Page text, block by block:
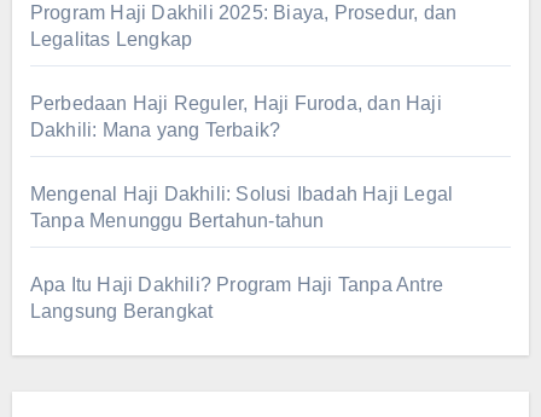
Program Haji Dakhili 2025: Biaya, Prosedur, dan
Legalitas Lengkap
Perbedaan Haji Reguler, Haji Furoda, dan Haji
Dakhili: Mana yang Terbaik?
Mengenal Haji Dakhili: Solusi Ibadah Haji Legal
Tanpa Menunggu Bertahun-tahun
Apa Itu Haji Dakhili? Program Haji Tanpa Antre
Langsung Berangkat